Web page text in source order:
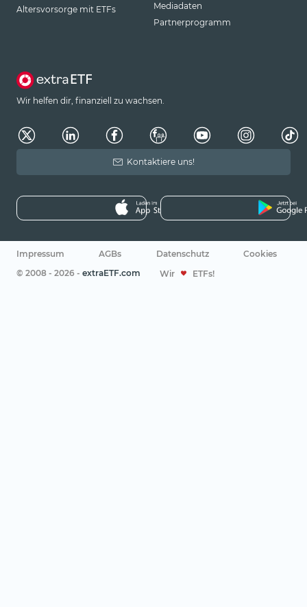
Altersvorsorge mit ETFs
Mediadaten
Partnerprogramm
Wir helfen dir, finanziell zu wachsen.
Kontaktiere uns!
Impressum AGBs Datenschutz
Cookies
© 2008 - 2026 - extraETF.com Wir ETFs!